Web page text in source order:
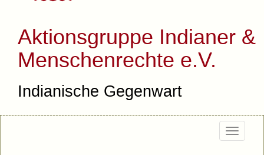
Aktionsgruppe Indianer &
Menschenrechte e.V.
Indianische Gegenwart